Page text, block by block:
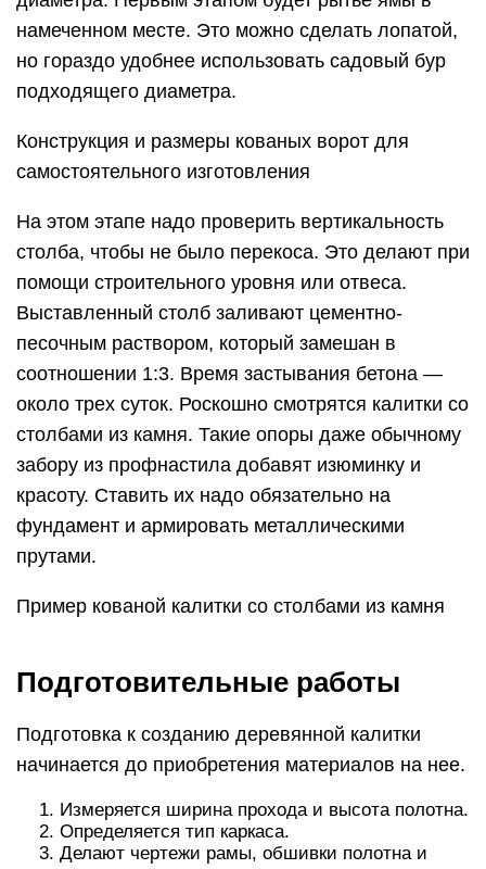
намеченном месте. Это можно сделать лопатой,
но гораздо удобнее использовать садовый бур
подходящего диаметра.
Конструкция и размеры кованых ворот для
самостоятельного изготовления
На этом этапе надо проверить вертикальность
столба, чтобы не было перекоса. Это делают при
помощи строительного уровня или отвеса.
Выставленный столб заливают цементно-
песочным раствором, который замешан в
соотношении 1:3. Время застывания бетона —
около трех суток. Роскошно смотрятся калитки со
столбами из камня. Такие опоры даже обычному
забору из профнастила добавят изюминку и
красоту. Ставить их надо обязательно на
фундамент и армировать металлическими
прутами.
Пример кованой калитки со столбами из камня
Подготовительные работы
Подготовка к созданию деревянной калитки
начинается до приобретения материалов на нее.
Измеряется ширина прохода и высота полотна.
Определяется тип каркаса.
Делают чертежи рамы, обшивки полотна и